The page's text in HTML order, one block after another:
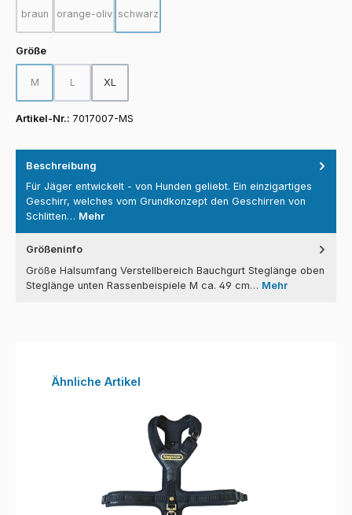
braun
(Diese Option ist zurzeit nicht verfügbar.)
orange-oliv
(Diese Option ist zurzeit nicht verfügbar.)
schwarz
(Diese Option ist zurzeit nicht verfügbar.)
Größeauswählen
M
(Diese Option ist zurzeit nicht verfügbar.)
L
(Diese Option ist zurzeit nicht verfügbar.)
XL
Artikel-Nr.: 7017007-MS
Beschreibung
Für Jäger entwickelt - von Hunden geliebt. Ein einzigartiges
Geschirr, welches vom Grundkonzept den Geschirren von
Schlitten… Mehr
Größeninfo
Größe Halsumfang Verstellbereich Bauchgurt Steglänge oben
Steglänge unten Rassenbeispiele M ca. 49 cm… Mehr
Produktgalerie überspringen
Ähnliche Artikel